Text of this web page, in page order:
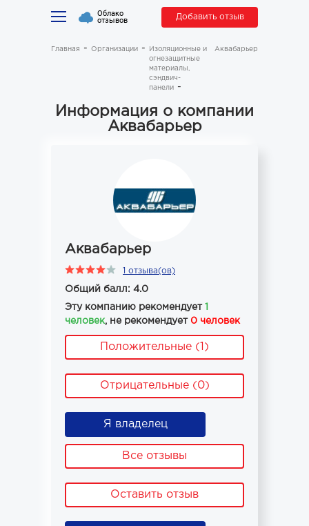
Облако
отзывов Добавить отзыв
Главная Организации
Изоляционные и
огнезащитные
материалы,
сэндвич-
панели
Аквабарьер
Информация о компании
Аквабарьер
Аквабарьер
1 отзыва(ов)
Общий балл: 4.0
Эту компанию рекомендует 1
человек, не рекомендует 0 человек
Положительные (1)
Отрицательные (0)
Я владелец
Все отзывы
Оставить отзыв